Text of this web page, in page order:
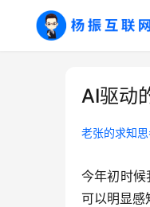
AI驱动
老张的求知
今年初时候
可以明显感